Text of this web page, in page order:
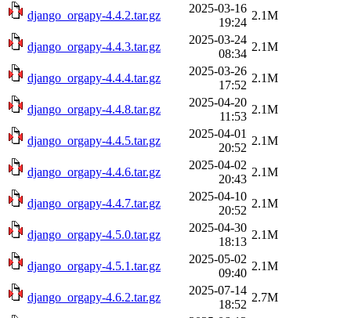
django_orgapy-4.4.2.tar.gz
2025-03-16
19:24
2.1M
django_orgapy-4.4.3.tar.gz
2025-03-24
08:34
2.1M
django_orgapy-4.4.4.tar.gz
2025-03-26
17:52
2.1M
django_orgapy-4.4.8.tar.gz
2025-04-20
11:53
2.1M
django_orgapy-4.4.5.tar.gz
2025-04-01
20:52
2.1M
django_orgapy-4.4.6.tar.gz
2025-04-02
20:43
2.1M
django_orgapy-4.4.7.tar.gz
2025-04-10
20:52
2.1M
django_orgapy-4.5.0.tar.gz
2025-04-30
18:13
2.1M
django_orgapy-4.5.1.tar.gz
2025-05-02
09:40
2.1M
django_orgapy-4.6.2.tar.gz
2025-07-14
18:52
2.7M